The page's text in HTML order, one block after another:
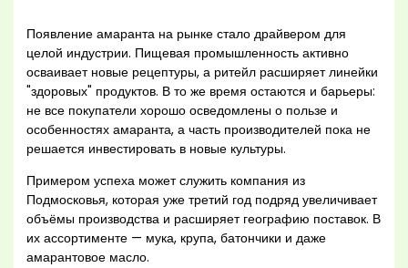
Появление амаранта на рынке стало драйвером для
целой индустрии. Пищевая промышленность активно
осваивает новые рецептуры, а ритейл расширяет линейки
"здоровых" продуктов. В то же время остаются и барьеры:
не все покупатели хорошо осведомлены о пользе и
особенностях амаранта, а часть производителей пока не
решается инвестировать в новые культуры.
Примером успеха может служить компания из
Подмосковья, которая уже третий год подряд увеличивает
объёмы производства и расширяет географию поставок. В
их ассортименте — мука, крупа, батончики и даже
амарантовое масло.